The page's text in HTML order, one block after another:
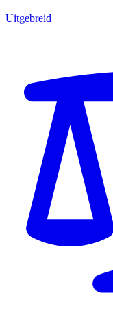
Uitgebreid